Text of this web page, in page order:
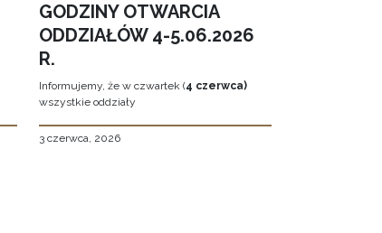
GODZINY OTWARCIA
ODDZIAŁÓW 4-5.06.2026
R.
Informujemy, że w czwartek (4 czerwca)
wszystkie oddziały
3 czerwca, 2026